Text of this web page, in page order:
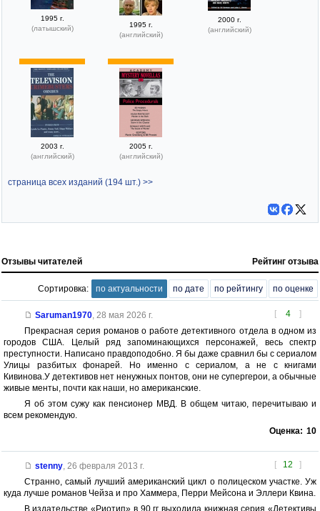
1995 г.
(латышский)
1995 г.
(английский)
2000 г.
(английский)
2003 г.
(английский)
2005 г.
(английский)
страница всех изданий (194 шт.) >>
Отзывы читателей Рейтинг отзыва
Сортировка: по актуальности по дате по рейтингу по оценке
[ 4 ]
Saruman1970, 28 мая 2026 г.
Прекрасная серия романов о работе детективного отдела в одном из
городов США. Целый ряд запоминающихся персонажей, весь спектр
преступности. Написано правдоподобно. Я бы даже сравнил бы с сериалом
Улицы разбитых фонарей. Но именно с сериалом, а не с книгами
Кивинова.У детективов нет ненужных понтов, они не супергерои, а обычные
живые менты, почти как наши, но американские.
Я об этом сужу как пенсионер МВД. В общем читаю, перечитываю и
всем рекомендую.
Оценка: 10
[ 12 ]
stenny, 26 февраля 2013 г.
Странно, самый лучший американский цикл о полицеском участке. Уж
куда лучше романов Чейза и про Хаммера, Перри Мейсона и Эллери Квина.
В издательстве «Риотип» в 90 гг выходила книжная серия «Детективы